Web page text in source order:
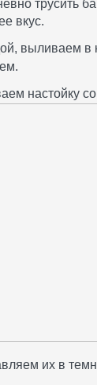
трусить
вкус.
выливаем в
настойку
их в